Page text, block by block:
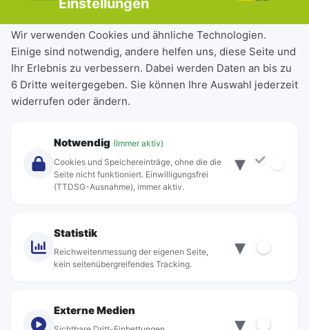
Tickets & Tarife
Deutschlandticket
Schülerkarte
Einzeltickets
Abonnements
Über Rebus
Standorte
Einstellungen
Wir verwenden Cookies und ähnliche Technologien.
Einige sind notwendig, andere helfen uns, diese Seite und
Ihr Erlebnis zu verbessern. Dabei werden Daten an bis zu
6 Dritte weitergegeben. Sie können Ihre Auswahl jederzeit
widerrufen oder ändern.
Notwendig (Immer aktiv)
Cookies und Speichereinträge, ohne die die
Seite nicht funktioniert. Einwilligungsfrei
(TTDSG-Ausnahme), immer aktiv.
▾
Statistik
Reichweitenmessung der eigenen Seite,
kein seitenübergreifendes Tracking.
▾
Externe Medien
▾